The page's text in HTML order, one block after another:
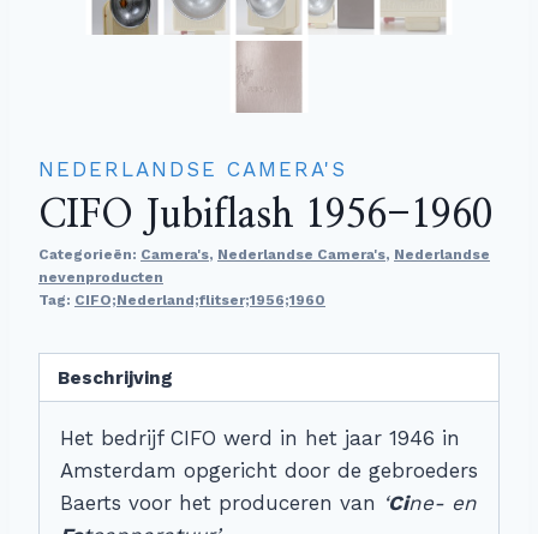
NEDERLANDSE CAMERA'S
CIFO Jubiflash 1956-1960
Categorieën: Camera's, Nederlandse Camera's, Nederlandse
nevenproducten
Tag: CIFO;Nederland;flitser;1956;1960
Beschrijving
Het bedrijf CIFO werd in het jaar 1946 in
Amsterdam opgericht door de gebroeders
Baerts voor het produceren van ‘Cine- en